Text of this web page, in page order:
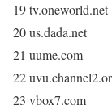
19 tv.oneworld.net
20 us.dada.net
21 uume.com
22
23 vbox7.com